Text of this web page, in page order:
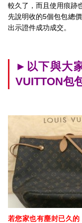
較久了，而且使用痕跡
先說明收的5個包包總
出示證件成功成交。
►以下與大
VUITTON包
若您家也有塵封已久